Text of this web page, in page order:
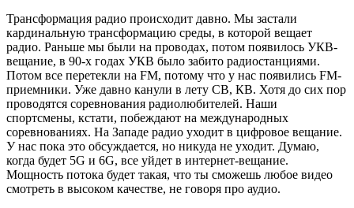
Трансформация радио происходит давно. Мы застали
кардинальную трансформацию среды, в которой вещает
радио. Раньше мы были на проводах, потом появилось УКВ-
вещание, в 90-х годах УКВ было забито радиостанциями.
Потом все перетекли на FM, потому что у нас появились FM-
приемники. Уже давно канули в лету СВ, КВ. Хотя до сих пор
проводятся соревнования радиолюбителей. Наши
спортсмены, кстати, побеждают на международных
соревнованиях. На Западе радио уходит в цифровое вещание.
У нас пока это обсуждается, но никуда не уходит. Думаю,
когда будет 5G и 6G, все уйдет в интернет-вещание.
Мощность потока будет такая, что ты сможешь любое видео
смотреть в высоком качестве, не говоря про аудио.